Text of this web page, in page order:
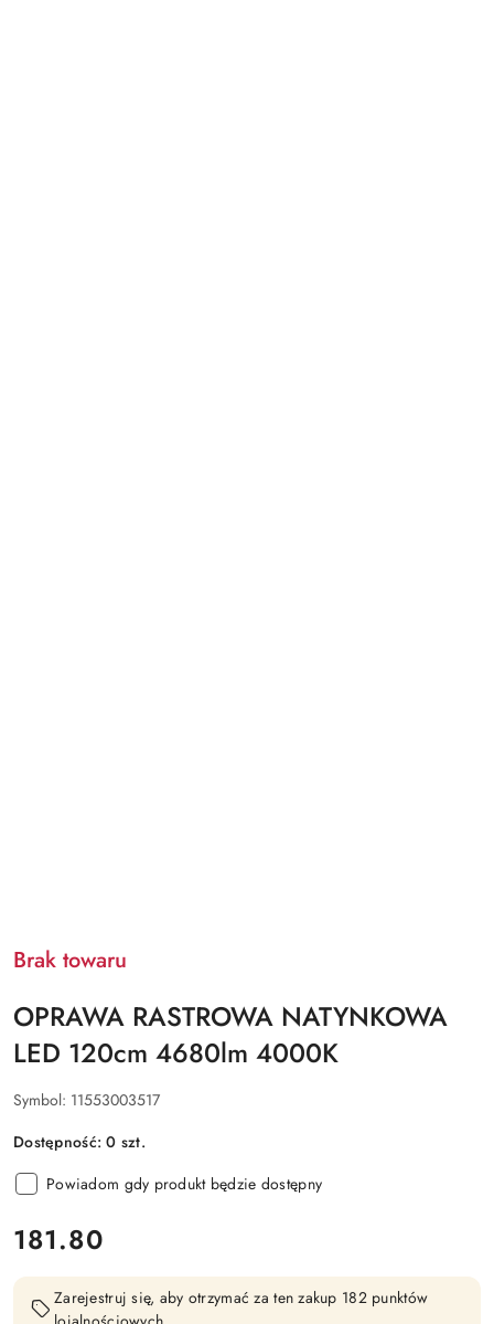
Brak towaru
OPRAWA RASTROWA NATYNKOWA
LED 120cm 4680lm 4000K
Symbol: 11553003517
Dostępność:0 szt.
Powiadom gdy produkt będzie dostępny
cena:
181.80
Zarejestruj się, aby otrzymać za ten zakup 182 punktów